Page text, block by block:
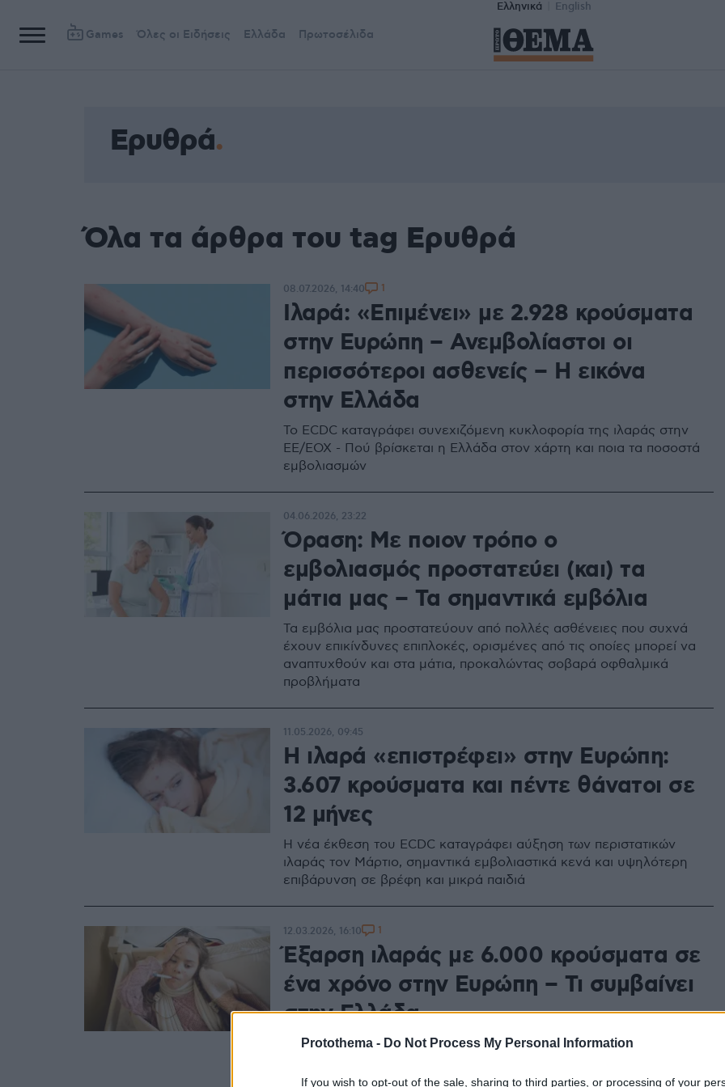
Protothema - Do Not Process My Personal Information
If you wish to opt-out of the sale, sharing to third parties, or processing of your
Ελληνικά English
Games Όλες οι Ειδήσεις Ελλάδα Πρωτοσέλιδα
Ερυθρά
Όλα τα άρθρα του tag Ερυθρά
Ιλαρά: «Επιμένει» με 2.928 κρούσματα
στην Ευρώπη – Ανεμβολίαστοι οι
περισσότεροι ασθενείς – Η εικόνα
στην Ελλάδα
Το ECDC καταγράφει συνεχιζόμενη κυκλοφορία της ιλαράς στην
ΕΕ/ΕΟΧ - Πού βρίσκεται η Ελλάδα στον χάρτη και ποια τα ποσοστά
εμβολιασμών
08.07.2026, 14:40 1
Όραση: Με ποιον τρόπο ο
εμβολιασμός προστατεύει (και) τα
μάτια μας – Τα σημαντικά εμβόλια
Τα εμβόλια μας προστατεύουν από πολλές ασθένειες που συχνά
έχουν επικίνδυνες επιπλοκές, ορισμένες από τις οποίες μπορεί να
αναπτυχθούν και στα μάτια, προκαλώντας σοβαρά οφθαλμικά
προβλήματα
04.06.2026, 23:22
Η ιλαρά «επιστρέφει» στην Ευρώπη:
3.607 κρούσματα και πέντε θάνατοι σε
12 μήνες
Η νέα έκθεση του ECDC καταγράφει αύξηση των περιστατικών
ιλαράς τον Μάρτιο, σημαντικά εμβολιαστικά κενά και υψηλότερη
επιβάρυνση σε βρέφη και μικρά παιδιά
11.05.2026, 09:45
Έξαρση ιλαράς με 6.000 κρούσματα σε
ένα χρόνο στην Ευρώπη – Τι συμβαίνει
στην Ελλάδα
Τα αυξημένα κρούσματα ιλαράς στην Ευρώπη, και ειδικά σε μικρά
στοιχεία του Ευρωπαϊκού Κέντρου Πρόληψης και Ελέγχου
12.03.2026, 16:10 1